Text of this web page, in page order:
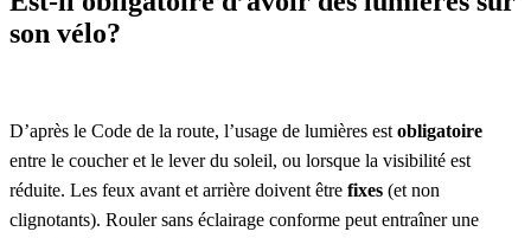
son vélo?
D’après le Code de la route, l’usage de lumières est obligatoire
entre le coucher et le lever du soleil, ou lorsque la visibilité est
réduite. Les feux avant et arrière doivent être fixes (et non
clignotants). Rouler sans éclairage conforme peut entraîner une